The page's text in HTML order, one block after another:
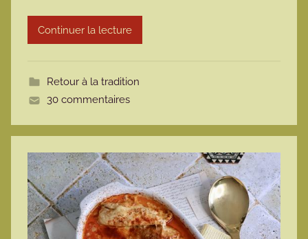
r
m
t
Continuer la lecture
Retour à la tradition
30 commentaires